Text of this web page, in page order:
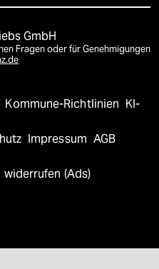
GmbH
Fragen oder für Genehmigungen
Kommune-Richtlinien KI-
Impressum AGB
(Ads)